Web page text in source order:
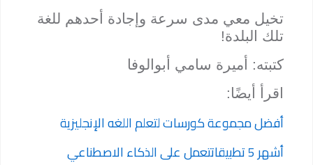
تخيل معي مدى سرعة وإجادة أحدهم للغة
تلك البلدة!
كتبته: أميرة سامي أبوالوفا
اقرأ أيضًا:
أفضل مجموعة كورسات لتعلم اللغه الإنجليزية
أشهر 5 تطبيقاتتعمل على الذكاء الاصطنا
عي